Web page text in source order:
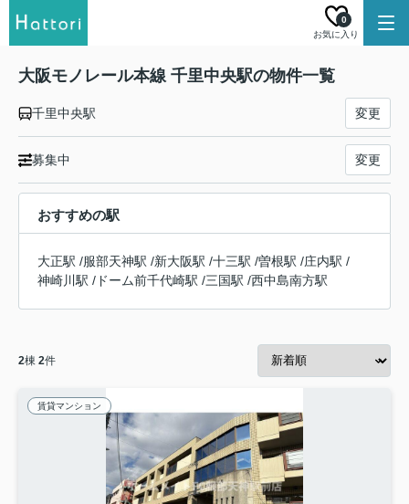
お気に入り
0
大阪モノレール本線 千里中央駅の物件一覧
千里中央駅 変更
募集中 変更
おすすめの駅
大正駅 /服部天神駅 /新大阪駅 /十三駅 /曽根駅 /庄内駅 /
神崎川駅 / ドーム前千代崎駅 /三国駅 /西中島南方駅
2棟 2件
賃貸マンション